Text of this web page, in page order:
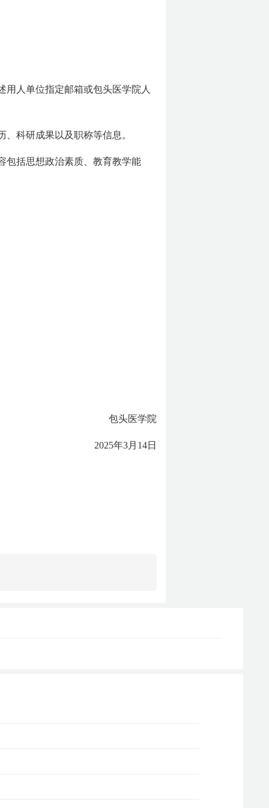
人单位指定邮箱或包头医学院人
科研成果以及职称等信息。
包括思想政治素质、教育教学能
包头医学院
2025年3月14日